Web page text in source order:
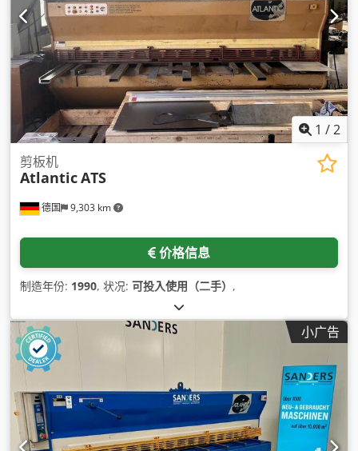
1 /2
德国 9,303 km
剪板机
AtlanticATS
价格信息
制造年份: 1990, 状况: 可投入使用（二手） ,
小广告